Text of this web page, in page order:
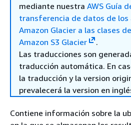
mediante nuestra AWS Guía
transferencia de datos de los
Amazon Glacier a las clases
Amazon S3 Glacier
.
Las traducciones son
traducción automática. En
la traducción y la version
prevalecerá la version en
Contiene información sobre la